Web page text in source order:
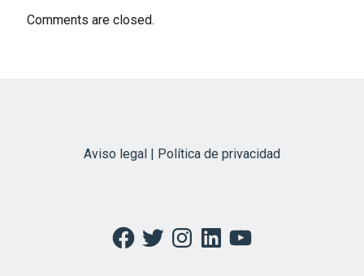
Comments are closed.
Aviso legal | Política de privacidad
Facebook
TwitterInstagramLinkedInYouTube